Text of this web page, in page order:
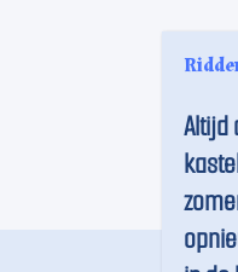
Altijd